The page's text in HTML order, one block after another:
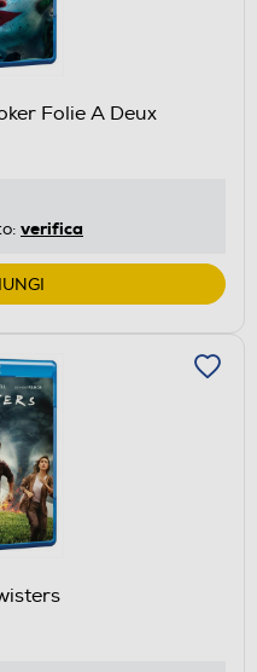
Folie A Deux
verifica